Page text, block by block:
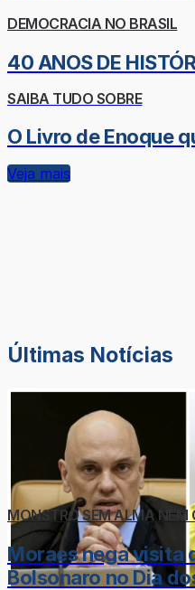
DEMOCRACIA NO BRASIL
40 ANOS DE
SAIBA TUDO SOBRE
O Livro de Enoque
Veja mais
Últimas Notícias
MONSTRO SEM ALMA NEM
Moraes nega visita
Bolsonaro no Dia